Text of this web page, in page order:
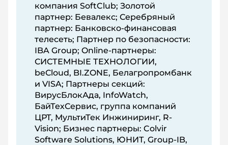
компания SoftClub; Золотой
партнер: Бевалекс; Серебряный
партнер: Банковско-финансовая
телесеть; Партнер по безопасности:
IBA Group; Online-партнеры:
СИСТЕМНЫЕ ТЕХНОЛОГИИ,
beСloud, BI.ZONE, Белагропромбанк
и VISA; Партнеры секций:
ВирусБлокАда, InfoWatch,
БайТехСервис, группа компаний
ЦРТ, МультиТек Инжиниринг, R-
Vision; Бизнес партнеры: Colvir
Software Solutions, ЮНИТ, Group-IB,